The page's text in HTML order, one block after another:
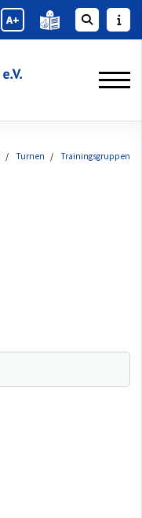
A+
Turnen
Trainingsgruppen